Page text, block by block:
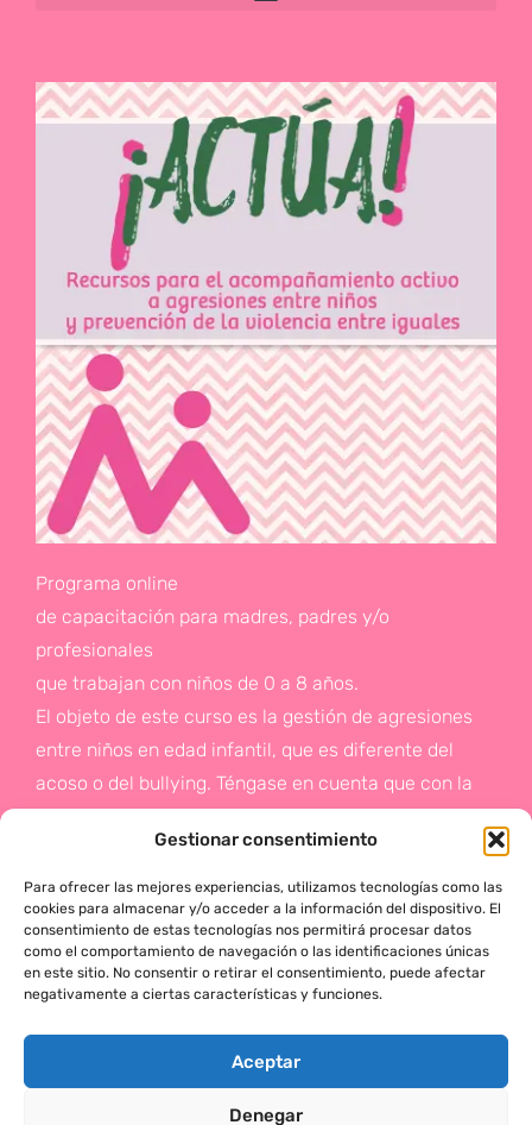
Gestionar consentimiento
Para ofrecer las mejores experiencias, utilizamos tecnologías como las
cookies para almacenar y/o acceder a la información del dispositivo. El
consentimiento de estas tecnologías nos permitirá procesar datos
como el comportamiento de navegación o las identificaciones únicas
en este sitio. No consentir o retirar el consentimiento, puede afectar
negativamente a ciertas características y funciones.
Aceptar
Denegar
Programa online
de capacitación para madres, padres y/o
profesionales
que trabajan con niños de 0 a 8 años.
El objeto de este curso es la gestión de agresiones
entre niños en edad infantil, que es diferente del
acoso o del bullying. Téngase en cuenta que con la
de la prevención a un problema que suele aparecer
en etapas posteriores como es el acoso.
Si deseas más información,
haz click en este enlace: